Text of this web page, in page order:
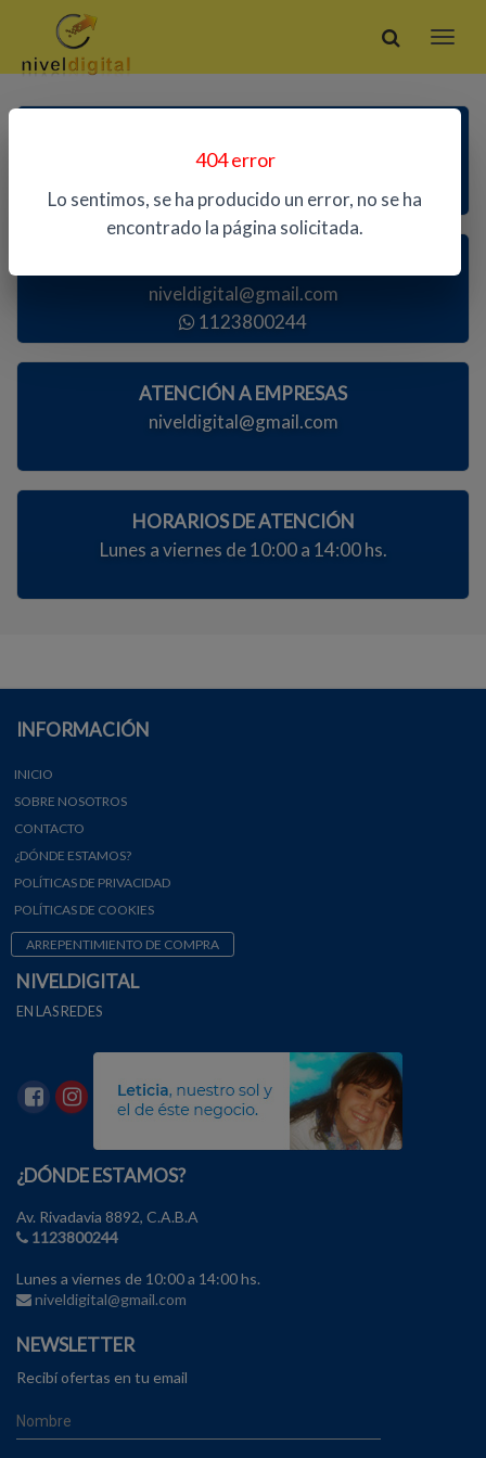
404 error
Lo sentimos, se ha producido un error, no se ha
encontrado la página solicitada.
niveldigital@gmail.com
1123800244
ATENCIÓN A EMPRESAS
niveldigital@gmail.com
HORARIOS DE ATENCIÓN
Lunes a viernes de 10:00 a 14:00 hs.
INFORMACIÓN
INICIO
SOBRE NOSOTROS
CONTACTO
¿DÓNDE ESTAMOS?
POLÍTICAS DE PRIVACIDAD
POLÍTICAS DE COOKIES
ARREPENTIMIENTO DE COMPRA
NIVELDIGITAL
EN LAS REDES
¿DÓNDE ESTAMOS?
Av. Rivadavia 8892, C.A.B.A
1123800244
Lunes a viernes de 10:00 a 14:00 hs.
niveldigital@gmail.com
NEWSLETTER
Recibí ofertas en tu email